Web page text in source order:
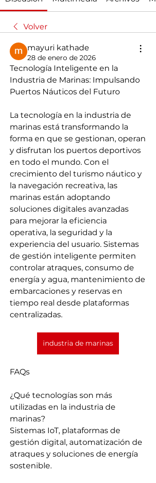
Volver
mayuri kathade
28 de enero de 2026
Tecnología Inteligente en la
Industria de Marinas: Impulsando
Puertos Náuticos del Futuro
La tecnología en la industria de
marinas está transformando la
forma en que se gestionan, operan
y disfrutan los puertos deportivos
en todo el mundo. Con el
crecimiento del turismo náutico y
la navegación recreativa, las
marinas están adoptando
soluciones digitales avanzadas
para mejorar la eficiencia
operativa, la seguridad y la
experiencia del usuario. Sistemas
de gestión inteligente permiten
controlar atraques, consumo de
energía y agua, mantenimiento de
embarcaciones y reservas en
tiempo real desde plataformas
centralizadas.
industria de marinas
FAQs
¿Qué tecnologías son más
utilizadas en la industria de
marinas?
Sistemas IoT, plataformas de
gestión digital, automatización de
atraques y soluciones de energía
sostenible.